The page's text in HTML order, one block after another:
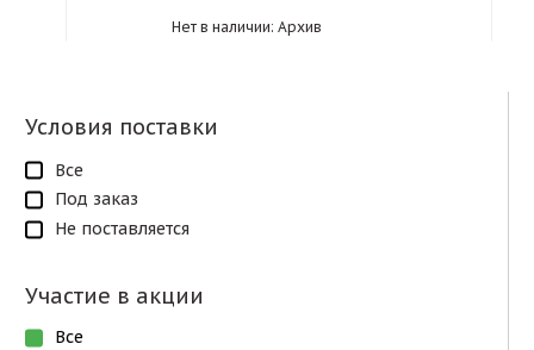
Условия поставки
Все
Под заказ
Не поставляется
Участие в акции
Все
Нет в наличии: Архив